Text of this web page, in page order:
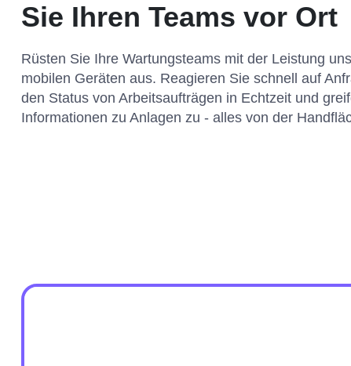
Sie Ihren Teams vor Ort
Rüsten Sie Ihre Wartungsteams mit der Leistung
mobilen Geräten aus. Reagieren Sie schnell auf
den Status von Arbeitsaufträgen in Echtzeit und
Informationen zu Anlagen zu - alles von der